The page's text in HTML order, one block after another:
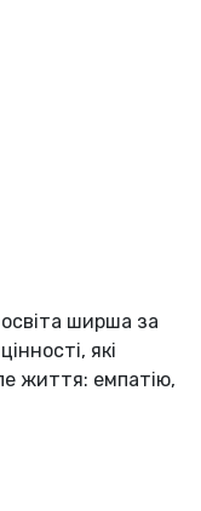
ширша за
які
життя: емпатію,